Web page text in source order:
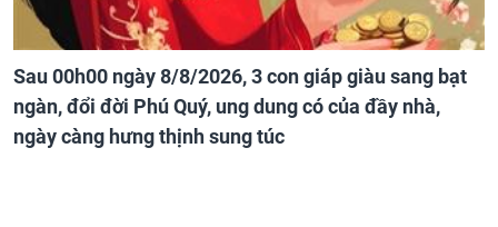
Sau 00h00 ngày 8/8/2026, 3 con giáp giàu sang bạt
ngàn, đổi đời Phú Quý, ung dung có của đầy nhà,
ngày càng hưng thịnh sung túc